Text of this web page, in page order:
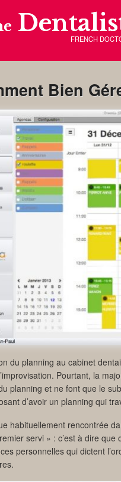
FRENCH
Bien
du planning au cabinet
Pourtant, la
planning et ne font que le
d’avoir un planning qui
habituellement rencontrée
servi » : c’est à dire que
personnelles qui dictent